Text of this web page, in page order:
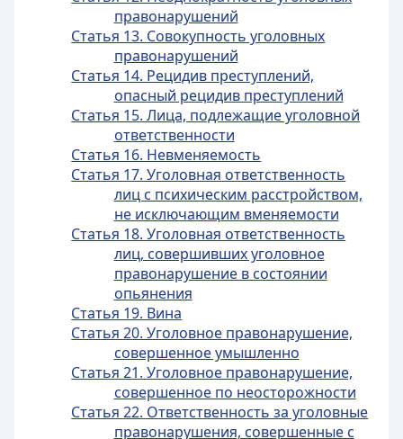
правонарушений
Статья 13. Совокупность уголовных
правонарушений
Статья 14. Рецидив преступлений,
опасный рецидив преступлений
Статья 15. Лица, подлежащие уголовной
ответственности
Статья 16. Невменяемость
Статья 17. Уголовная ответственность
лиц с психическим расстройством,
не исключающим вменяемости
Статья 18. Уголовная ответственность
лиц, совершивших уголовное
правонарушение в состоянии
опьянения
Статья 19. Вина
Статья 20. Уголовное правонарушение,
совершенное умышленно
Статья 21. Уголовное правонарушение,
совершенное по неосторожности
Статья 22. Ответственность за уголовные
правонарушения, совершенные с